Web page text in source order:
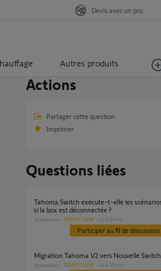
Autres produits
Devis avec un pro
Actions
Partager cette question
Imprimer
Questions liées
Tahoma Switch exécute-t-elle les scénarios
si la box est déconnectée ?
10 réponses DOMOTIQUE il y a 3 mois
Participer au fil de discussion
Migration Tahoma V2 vers Nouvelle Switch
26 réponses DOMOTIQUE il y a 28 jours